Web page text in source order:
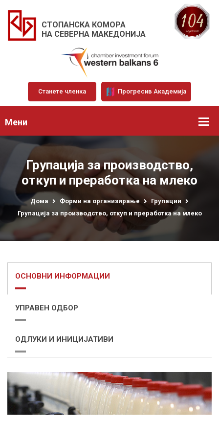
СТОПАНСКА КОМОРА
НА СЕВЕРНА МАКЕДОНИЈА
Станете членка Прогресив Академија
Мени
Групација за производство,
откуп и преработка на млеко
Дома Форми на организирање
Групации
Групација за производство, откуп и преработка на млеко
ОСНОВНИ ИНФОРМАЦИИ
УПРАВЕН ОДБОР
ОДЛУКИ И ИНИЦИЈАТИВИ